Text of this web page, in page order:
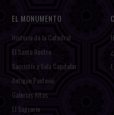
EL MONUMENTO
Historia de la Catedral
El Santo Rostro
Sacristía y Sala Capitular
Antiguo Panteón
Galerías Altas
El Sagrario